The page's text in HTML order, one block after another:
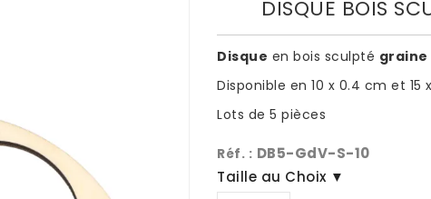
DISQUE BOIS
Disque en bois sculpté graine
Disponible en 10 x 0.4 cm et 15
Lots de 5 pièces
Réf. : DB5-GdV-S-10
Taille au Choix ▼